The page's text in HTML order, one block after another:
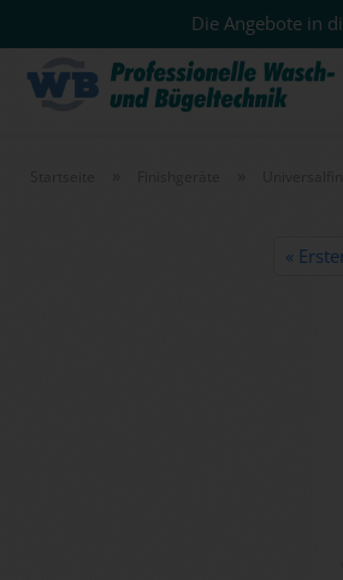
Die Angebote in
«